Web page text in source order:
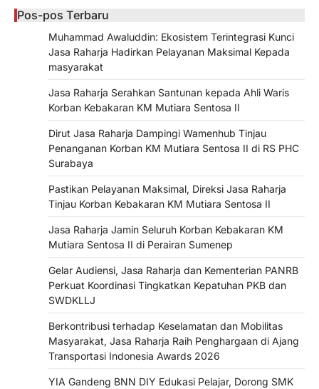
Pos-pos Terbaru
Muhammad Awaluddin: Ekosistem Terintegrasi Kunci
Jasa Raharja Hadirkan Pelayanan Maksimal Kepada
masyarakat
Jasa Raharja Serahkan Santunan kepada Ahli Waris
Korban Kebakaran KM Mutiara Sentosa II
Dirut Jasa Raharja Dampingi Wamenhub Tinjau
Penanganan Korban KM Mutiara Sentosa II di RS PHC
Surabaya
Pastikan Pelayanan Maksimal, Direksi Jasa Raharja
Tinjau Korban Kebakaran KM Mutiara Sentosa II
Jasa Raharja Jamin Seluruh Korban Kebakaran KM
Mutiara Sentosa II di Perairan Sumenep
Gelar Audiensi, Jasa Raharja dan Kementerian PANRB
Perkuat Koordinasi Tingkatkan Kepatuhan PKB dan
SWDKLLJ
Berkontribusi terhadap Keselamatan dan Mobilitas
Masyarakat, Jasa Raharja Raih Penghargaan di Ajang
Transportasi Indonesia Awards 2026
YIA Gandeng BNN DIY Edukasi Pelajar, Dorong SMK